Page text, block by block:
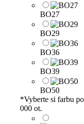
BO27
BO29
BO36
BO39
BO50
*Vyberte si farbu
000 ot.